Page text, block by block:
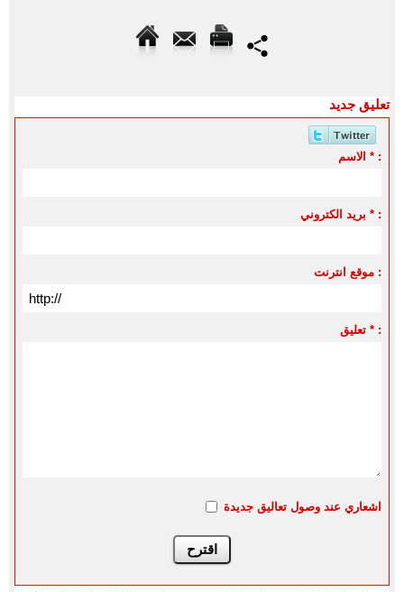
تعليق جديد
الاسم * :
بريد الكتروني * :
موقع انترنت :
تعليق * :
اشعاري عند وصول تعاليق جديدة